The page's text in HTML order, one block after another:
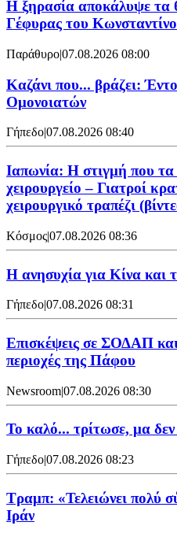
Η ξηρασία αποκάλυψε τα
Γέφυρας του
Παράθυρο|07.08.2026 08:00
Καζάνι που... βράζει:
Ομονοιατών
Γήπεδο|07.08.2026 08:40
Ιαπωνία: Η στιγμή που τα
χειρουργείο – Γιατροί
χειρουργικό τραπέζι
Κόσμος|07.08.2026 08:36
Η ανησυχία για Κίνα και
Γήπεδο|07.08.2026 08:31
Επισκέψεις σε ΣΟΔΑΠ και
περιοχές της Πάφου
Newsroom|07.08.2026 08:30
Το καλό... τρίτωσε, μα
Γήπεδο|07.08.2026 08:23
Τραμπ: «Τελειώνει πολύ
Ιράν